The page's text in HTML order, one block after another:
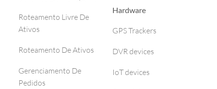
Roteamento Livre De
Ativos
Roteamento De Ativos
Gerenciamento De
Pedidos
Hardware
GPS Trackers
DVR devices
IoT devices